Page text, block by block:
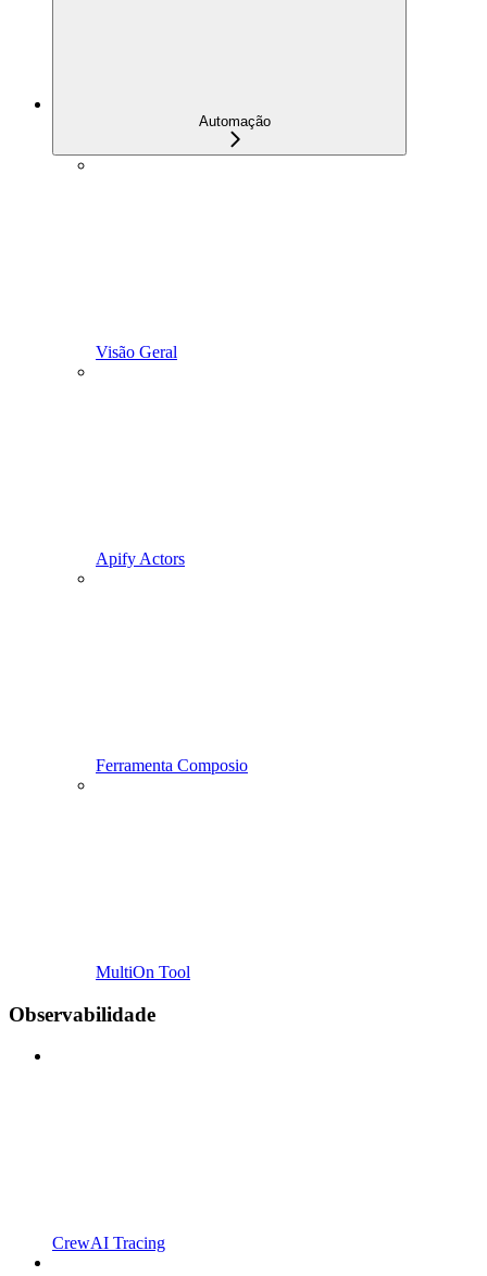
Automação
Visão Geral
Apify Actors
Ferramenta Composio
MultiOn Tool
Observabilidade
CrewAI Tracing